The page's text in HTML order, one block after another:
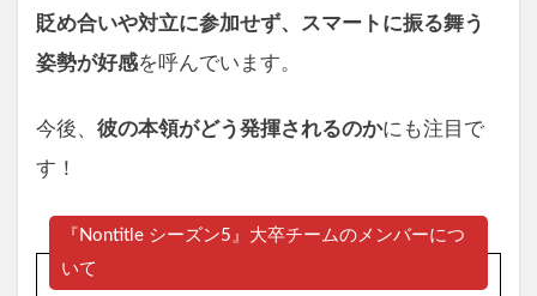
貶め合いや対立に参加せず、スマートに振る舞う
姿勢が好感を呼んでいます。
今後、 彼の本領がどう発揮されるのかにも注目で
す！
『Nontitle シーズン5』大卒チームのメンバーにつ
いて